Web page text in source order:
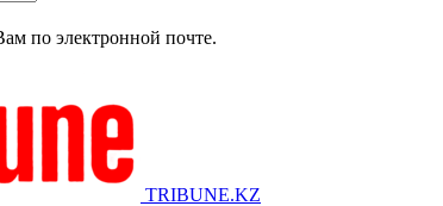
по электронной почте.
TRIBUNE.KZ